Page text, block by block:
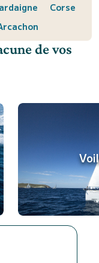
Corse
de vos